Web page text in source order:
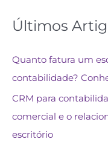
Últimos
Quanto fatura um
contabilidade?
CRM para
comercial e o
escritório